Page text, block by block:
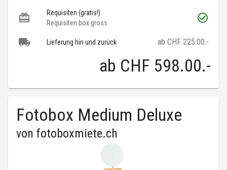
Requisiten (gratis!)
Requisiten box gross
Lieferung hin und zurück ab CHF 225.00.-
ab CHF 598.00.-
Fotobox Medium Deluxe
von fotoboxmiete.ch